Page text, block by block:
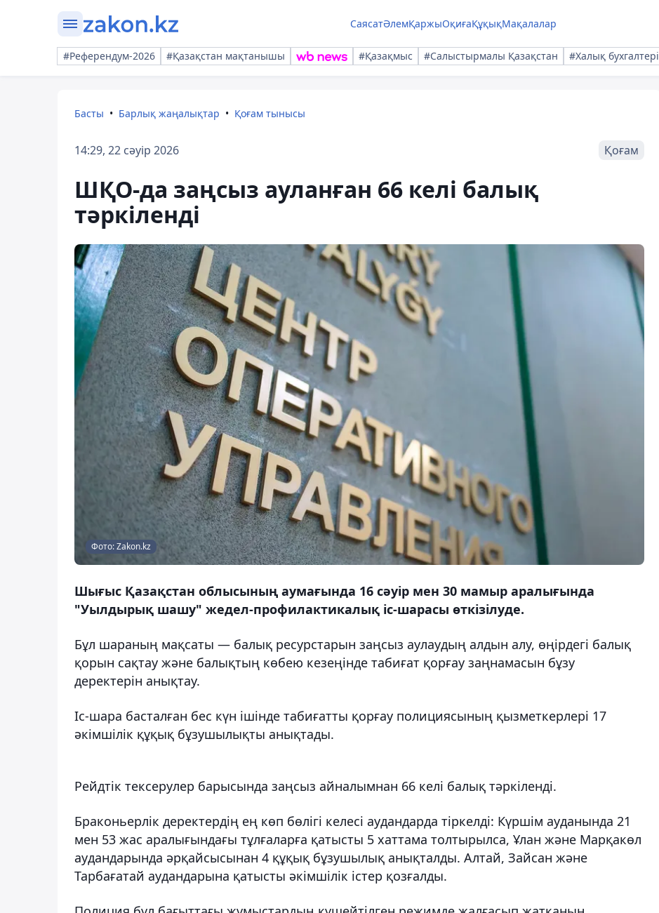
СаясатӘлемҚаржыОқиғаҚұқықМақалалар
#Референдум-2026 #Қазақстан мақтанышы #Қазақмыс #Салыстырмалы Қазақстан #Халық бухгалтері
Басты Барлық жаңалықтар Қоғам тынысы
14:29, 22 сәуір 2026 Қоғам
ШҚО-да заңсыз ауланған 66 келі балық
тәркіленді
Фото: Zakon.kz
Шығыс Қазақстан облысының аумағында 16 сәуір мен 30 мамыр аралығында
"Уылдырық шашу" жедел-профилактикалық іс-шарасы өткізілуде.
Бұл шараның мақсаты — балық ресурстарын заңсыз аулаудың алдын алу, өңірдегі балық
қорын сақтау және балықтың көбею кезеңінде табиғат қорғау заңнамасын бұзу
деректерін анықтау.
Іс-шара басталған бес күн ішінде табиғатты қорғау полициясының қызметкерлері 17
әкімшілік құқық бұзушылықты анықтады.
Рейдтік тексерулер барысында заңсыз айналымнан 66 келі балық тәркіленді.
Браконьерлік деректердің ең көп бөлігі келесі аудандарда тіркелді: Күршім ауданында 21
мен 53 жас аралығындағы тұлғаларға қатысты 5 хаттама толтырылса, Ұлан және Марқакөл
аудандарында әрқайсысынан 4 құқық бұзушылық анықталды. Алтай, Зайсан және
Тарбағатай аудандарына қатысты әкімшілік істер қозғалды.